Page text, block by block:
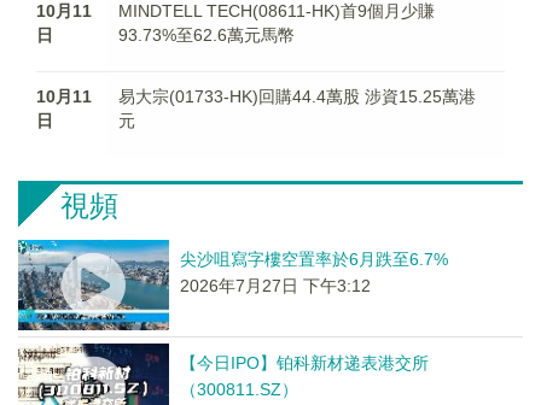
10月11
日
MINDTELL TECH(08611-HK)首9個月少賺
93.73%至62.6萬元馬幣
10月11
日
易大宗(01733-HK)回購44.4萬股 涉資15.25萬港
元
視頻
尖沙咀寫字樓空置率於6月跌至6.7%
2026年7月27日 下午3:12
【今日IPO】铂科新材递表港交所
（300811.SZ）